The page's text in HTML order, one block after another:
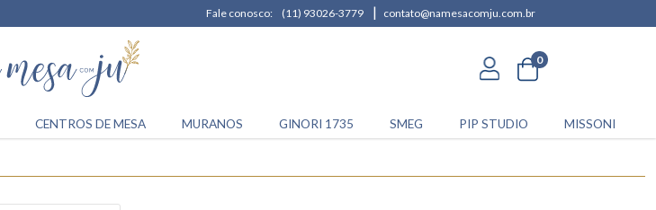
Fale conosco: (11) 93026-3779 | contato@namesacomju.com.br
0
CENTROS DE MESA MURANOS GINORI 1735 SMEG PIP STUDIO MISSONI